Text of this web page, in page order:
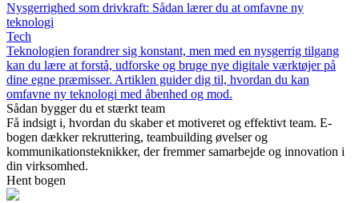
Nysgerrighed som drivkraft: Sådan lærer du at omfavne ny
teknologi
Tech
Teknologien forandrer sig konstant, men med en nysgerrig tilgang
kan du lære at forstå, udforske og bruge nye digitale værktøjer på
dine egne præmisser. Artiklen guider dig til, hvordan du kan
omfavne ny teknologi med åbenhed og mod.
Sådan bygger du et stærkt team
Få indsigt i, hvordan du skaber et motiveret og effektivt team. E-
bogen dækker rekruttering, teambuilding øvelser og
kommunikationsteknikker, der fremmer samarbejde og innovation i
din virksomhed.
Hent bogen